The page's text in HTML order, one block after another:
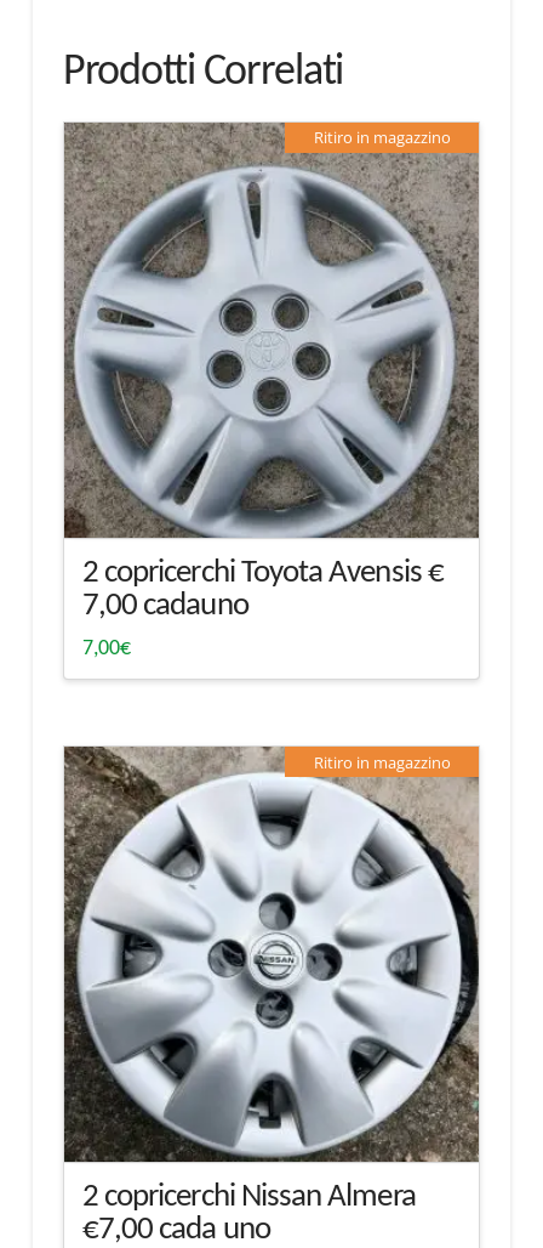
Prodotti Correlati
Ritiro in magazzino
2 copricerchi Toyota Avensis €
7,00 cadauno
7,00€
Ritiro in magazzino
2 copricerchi Nissan Almera
€7,00 cada uno